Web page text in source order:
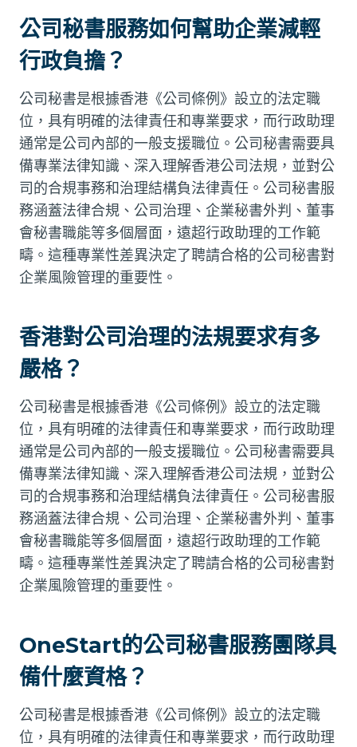
公司秘書服務如何幫助企業減輕
行政負擔？
公司秘書是根據香港《公司條例》設立的法定職
位，具有明確的法律責任和專業要求，而行政助理
通常是公司內部的一般支援職位。公司秘書需要具
備專業法律知識、深入理解香港公司法規，並對公
司的合規事務和治理結構負法律責任。公司秘書服
務涵蓋法律合規、公司治理、企業秘書外判、董事
會秘書職能等多個層面，遠超行政助理的工作範
疇。這種專業性差異決定了聘請合格的公司秘書對
企業風險管理的重要性。
香港對公司治理的法規要求有多
嚴格？
公司秘書是根據香港《公司條例》設立的法定職
位，具有明確的法律責任和專業要求，而行政助理
通常是公司內部的一般支援職位。公司秘書需要具
備專業法律知識、深入理解香港公司法規，並對公
司的合規事務和治理結構負法律責任。公司秘書服
務涵蓋法律合規、公司治理、企業秘書外判、董事
會秘書職能等多個層面，遠超行政助理的工作範
疇。這種專業性差異決定了聘請合格的公司秘書對
企業風險管理的重要性。
OneStart的公司秘書服務團隊具
備什麼資格？
公司秘書是根據香港《公司條例》設立的法定職
位，具有明確的法律責任和專業要求，而行政助理